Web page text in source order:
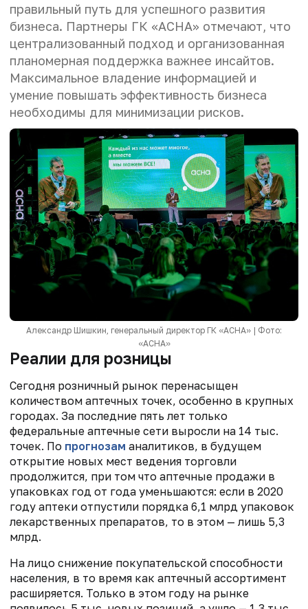
правильный путь для успешного развития
бизнеса. Партнеры ГК «АСНА» отмечают, что
централизованный подход и организованная
планомерная поддержка важнее инсайтов.
Максимальное владение информацией и
умение повышать эффективность бизнеса
необходимы для минимизации рисков.
Александр Шишкин, генеральный директор ГК «АСНА» | Фото:
«АСНА»
Реалии для розницы
Сегодня розничный рынок перенасыщен
количеством аптечных точек, особенно в крупных
городах. За последние пять лет только
федеральные аптечные сети выросли на 14 тыс.
точек. По прогнозам аналитиков, в будущем
открытие новых мест ведения торговли
продолжится, при том что аптечные продажи в
упаковках год от года уменьшаются: если в 2020
году аптеки отпустили порядка 6,1 млрд упаковок
лекарственных препаратов, то в этом — лишь 5,3
млрд.
На лицо снижение покупательской способности
населения, в то время как аптечный ассортимент
расширяется. Только в этом году на рынке